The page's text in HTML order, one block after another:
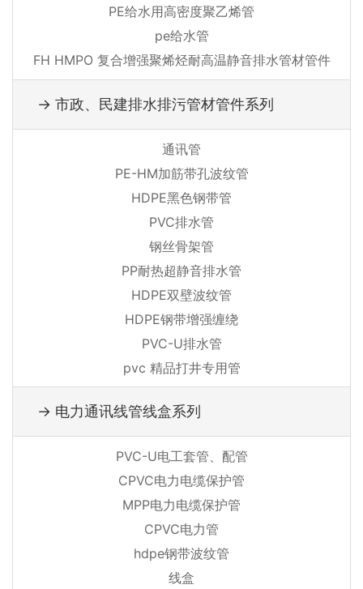
PE给水用高密度聚乙烯管
pe给水管
FH HMPO 复合增强聚烯烃耐高温静音排水管材管件
→ 市政、民建排水排污管材管件系列
通讯管
PE-HM加筋带孔波纹管
HDPE黑色钢带管
PVC排水管
钢丝骨架管
PP耐热超静音排水管
HDPE双壁波纹管
HDPE钢带增强缠绕
PVC-U排水管
pvc 精品打井专用管
→ 电力通讯线管线盒系列
PVC-U电工套管、配管
CPVC电力电缆保护管
MPP电力电缆保护管
CPVC电力管
hdpe钢带波纹管
线盒